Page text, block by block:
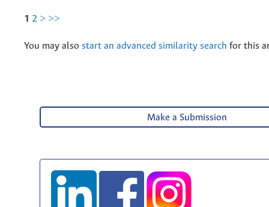
1 2 > >>
You may also start an advanced similarity search for this
Make a Submission